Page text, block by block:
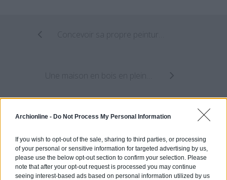
Archionline - Do Not Process My Personal Information
If you wish to opt-out of the sale, sharing to third parties, or processing
of your personal or sensitive information for targeted advertising by us,
please use the below opt-out section to confirm your selection. Please
note that after your opt-out request is processed you may continue
seeing interest-based ads based on personal information utilized by us
Estimez gratuitement
votre projet